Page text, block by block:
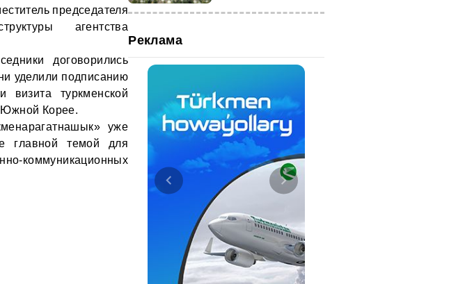
председателя
агентства
договорились
уделили подписанию
туркменской
Южной Корее.
уже
главной темой для
коммуникационных
Реклама